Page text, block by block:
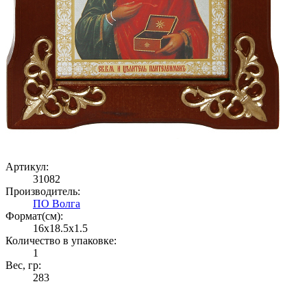
Артикул:
31082
Производитель:
ПО Волга
Формат(cм):
16x18.5x1.5
Количество в упаковке:
1
Вес, гр:
283